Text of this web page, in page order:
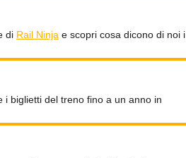
di Rail Ninja e scopri cosa dicono di noi i
i biglietti del treno fino a un anno in